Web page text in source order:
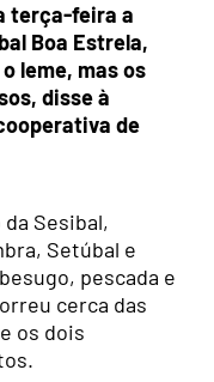
terça-feira a
Boa Estrela,
leme, mas os
disse à
de
Sesibal,
Setúbal e
pescada e
cerca das
os dois